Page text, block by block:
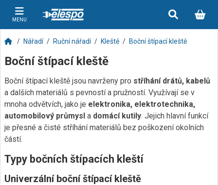
MENU
Nářadí Ruční nářadí Kleště Boční štípací kleště
Boční štípací kleště
Boční štípací kleště jsou navrženy pro stříhání drátů, kabelů
a dalších materiálů s pevností a pružností. Využívají se v
mnoha odvětvích, jako je elektronika, elektrotechnika,
automobilový průmysl a domácí kutily. Jejich hlavní funkcí
je přesné a čisté stříhání materiálů bez poškození okolních
částí.
Typy bočních štípacích kleští
Univerzální boční štípací kleště